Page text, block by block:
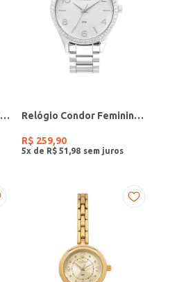
Kit Relógio + Acessório Feminino DOURADO Relógio Condor Feminino PRATA
R$ 259,90
5x de R$ 51 98